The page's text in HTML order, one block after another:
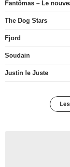
Fantômas – Le
The Dog Stars
Fjord
Soudain
Justin le Juste